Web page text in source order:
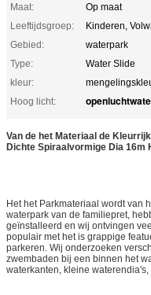
Maat:
Op maat
Leeftijdsgroep:
Kinderen,
Gebied:
waterpark
Type:
Water Slide
kleur:
Hoog licht:
Van de het Materiaal de
Dichte Spiraalvormige Dia 16m
Het het Parkmateriaal wordt van
waterpark van de familiepret,
geïnstalleerd en wij ontvingen
populair met het is grappige
parkeren. Wij onderzoeken
zwembaden bij een binnen het
waterkanten, kleine